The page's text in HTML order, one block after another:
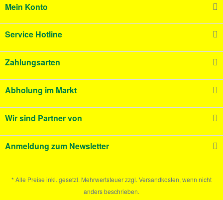
Mein Konto
Service Hotline
Zahlungsarten
Abholung im Markt
Wir sind Partner von
Anmeldung zum Newsletter
* Alle Preise inkl. gesetzl. Mehrwertsteuer zzgl. Versandkosten, wenn nicht
anders beschrieben.